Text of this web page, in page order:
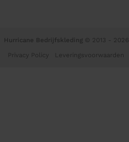
Hurricane Bedrijfskleding © 2013 - 2026
Privacy Policy Leveringsvoorwaarden